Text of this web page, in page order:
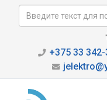
+375 33 342-